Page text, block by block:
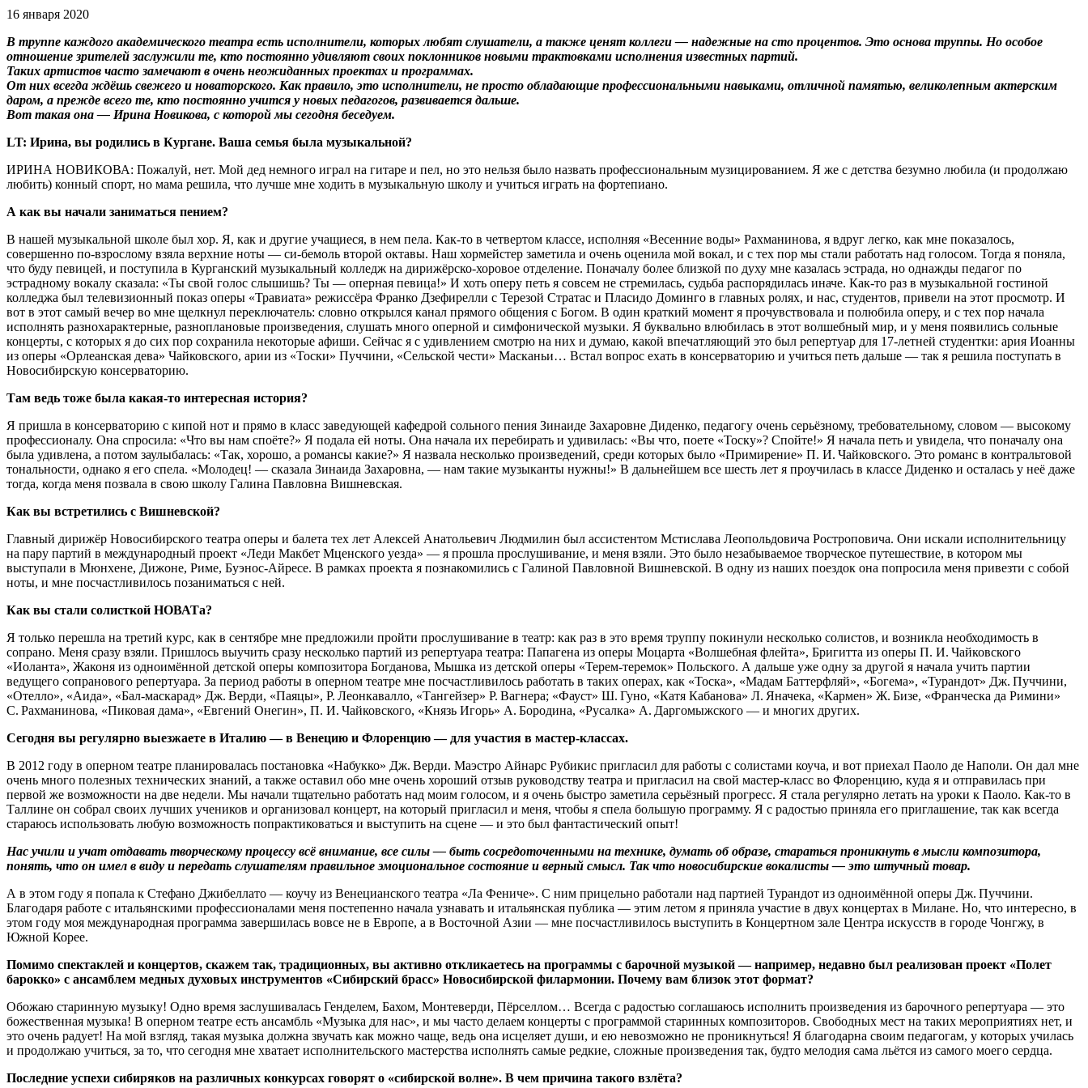
16 января 2020
В труппе каждого академического театра есть исполнители, которых любят слушатели, а также ценят коллеги — надежные на сто процентов. Это основа труппы. Но особое
отношение зрителей заслужили те, кто постоянно удивляют своих поклонников новыми трактовками исполнения известных партий.
Таких артистов часто замечают в очень неожиданных проектах и программах.
От них всегда ждёшь свежего и новаторского. Как правило, это исполнители, не просто обладающие профессиональными навыками, отличной памятью, великолепным актерским
даром, а прежде всего те, кто постоянно учится у новых педагогов, развивается дальше.
Вот такая она — Ирина Новикова, с которой мы сегодня беседуем.
LT: Ирина, вы родились в Кургане. Ваша семья была музыкальной?
ИРИНА НОВИКОВА: Пожалуй, нет. Мой дед немного играл на гитаре и пел, но это нельзя было назвать профессиональным музицированием. Я же с детства безумно любила (и продолжаю
любить) конный спорт, но мама решила, что лучше мне ходить в музыкальную школу и учиться играть на фортепиано.
А как вы начали заниматься пением?
В нашей музыкальной школе был хор. Я, как и другие учащиеся, в нем пела. Как-то в четвертом классе, исполняя «Весенние воды» Рахманинова, я вдруг легко, как мне показалось,
совершенно по-взрослому взяла верхние ноты — си-бемоль второй октавы. Наш хормейстер заметила и очень оценила мой вокал, и с тех пор мы стали работать над голосом. Тогда я поняла,
что буду певицей, и поступила в Курганский музыкальный колледж на дирижёрско-хоровое отделение. Поначалу более близкой по духу мне казалась эстрада, но однажды педагог по
эстрадному вокалу сказала: «Ты свой голос слышишь? Ты — оперная певица!» И хоть оперу петь я совсем не стремилась, судьба распорядилась иначе. Как-то раз в музыкальной гостиной
колледжа был телевизионный показ оперы «Травиата» режиссёра Франко Дзефирелли с Терезой Стратас и Пласидо Доминго в главных ролях, и нас, студентов, привели на этот просмотр. И
вот в этот самый вечер во мне щелкнул переключатель: словно открылся канал прямого общения с Богом. В один краткий момент я прочувствовала и полюбила оперу, и с тех пор начала
исполнять разнохарактерные, разноплановые произведения, слушать много оперной и симфонической музыки. Я буквально влюбилась в этот волшебный мир, и у меня появились сольные
концерты, с которых я до сих пор сохранила некоторые афиши. Сейчас я с удивлением смотрю на них и думаю, какой впечатляющий это был репертуар для 17‑летней студентки: ария Иоанны
из оперы «Орлеанская дева» Чайковского, арии из «Тоски» Пуччини, «Сельской чести» Масканьи… Встал вопрос ехать в консерваторию и учиться петь дальше — так я решила поступать в
Новосибирскую консерваторию.
Там ведь тоже была какая-то интересная история?
Я пришла в консерваторию с кипой нот и прямо в класс заведующей кафедрой сольного пения Зинаиде Захаровне Диденко, педагогу очень серьёзному, требовательному, словом — высокому
профессионалу. Она спросила: «Что вы нам споёте?» Я подала ей ноты. Она начала их перебирать и удивилась: «Вы что, поете «Тоску»? Спойте!» Я начала петь и увидела, что поначалу она
была удивлена, а потом заулыбалась: «Так, хорошо, а романсы какие?» Я назвала несколько произведений, среди которых было «Примирение» П. И. Чайковского. Это романс в контральтовой
тональности, однако я его спела. «Молодец! — сказала Зинаида Захаровна, — нам такие музыканты нужны!» В дальнейшем все шесть лет я проучилась в классе Диденко и осталась у неё даже
тогда, когда меня позвала в свою школу Галина Павловна Вишневская.
Как вы встретились с Вишневской?
Главный дирижёр Новосибирского театра оперы и балета тех лет Алексей Анатольевич Людмилин был ассистентом Мстислава Леопольдовича Ростроповича. Они искали исполнительницу
на пару партий в международный проект «Леди Макбет Мценского уезда» — я прошла прослушивание, и меня взяли. Это было незабываемое творческое путешествие, в котором мы
выступали в Мюнхене, Дижоне, Риме, Буэнос-Айресе. В рамках проекта я познакомились с Галиной Павловной Вишневской. В одну из наших поездок она попросила меня привезти с собой
ноты, и мне посчастливилось позаниматься с ней.
Как вы стали солисткой НОВАТа?
Я только перешла на третий курс, как в сентябре мне предложили пройти прослушивание в театр: как раз в это время труппу покинули несколько солистов, и возникла необходимость в
сопрано. Меня сразу взяли. Пришлось выучить сразу несколько партий из репертуара театра: Папагена из оперы Моцарта «Волшебная флейта», Бригитта из оперы П. И. Чайковского
«Иоланта», Жаконя из одноимённой детской оперы композитора Богданова, Мышка из детской оперы «Терем-теремок» Польского. А дальше уже одну за другой я начала учить партии
ведущего сопранового репертуара. За период работы в оперном театре мне посчастливилось работать в таких операх, как «Тоска», «Мадам Баттерфляй», «Богема», «Турандот» Дж. Пуччини,
«Отелло», «Аида», «Бал-маскарад» Дж. Верди, «Паяцы», Р. Леонкавалло, «Тангейзер» Р. Вагнера; «Фауст» Ш. Гуно, «Катя Кабанова» Л. Яначека, «Кармен» Ж. Бизе, «Франческа да Римини»
С. Рахманинова, «Пиковая дама», «Евгений Онегин», П. И. Чайковского, «Князь Игорь» А. Бородина, «Русалка» А. Даргомыжского — и многих других.
Сегодня вы регулярно выезжаете в Италию — в Венецию и Флоренцию — для участия в мастер-классах.
В 2012 году в оперном театре планировалась постановка «Набукко» Дж. Верди. Маэстро Айнарс Рубикис пригласил для работы с солистами коуча, и вот приехал Паоло де Наполи. Он дал мне
очень много полезных технических знаний, а также оставил обо мне очень хороший отзыв руководству театра и пригласил на свой мастер-класс во Флоренцию, куда я и отправилась при
первой же возможности на две недели. Мы начали тщательно работать над моим голосом, и я очень быстро заметила серьёзный прогресс. Я стала регулярно летать на уроки к Паоло. Как-то в
Таллине он собрал своих лучших учеников и организовал концерт, на который пригласил и меня, чтобы я спела большую программу. Я с радостью приняла его приглашение, так как всегда
стараюсь использовать любую возможность попрактиковаться и выступить на сцене — и это был фантастический опыт!
Нас учили и учат отдавать творческому процессу всё внимание, все силы — быть сосредоточенными на технике, думать об образе, стараться проникнуть в мысли композитора,
понять, что он имел в виду и передать слушателям правильное эмоциональное состояние и верный смысл. Так что новосибирские вокалисты — это штучный товар.
А в этом году я попала к Стефано Джибеллато — коучу из Венецианского театра «Ла Фениче». С ним прицельно работали над партией Турандот из одноимённой оперы Дж. Пуччини.
Благодаря работе с итальянскими профессионалами меня постепенно начала узнавать и итальянская публика — этим летом я приняла участие в двух концертах в Милане. Но, что интересно, в
этом году моя международная программа завершилась вовсе не в Европе, а в Восточной Азии — мне посчастливилось выступить в Концертном зале Центра искусств в городе Чонгжу, в
Южной Корее.
Помимо спектаклей и концертов, скажем так, традиционных, вы активно откликаетесь на программы с барочной музыкой — например, недавно был реализован проект «Полет
барокко» с ансамблем медных духовых инструментов «Сибирский брасс» Новосибирской филармонии. Почему вам близок этот формат?
Обожаю старинную музыку! Одно время заслушивалась Генделем, Бахом, Монтеверди, Пёрселлом… Всегда с радостью соглашаюсь исполнить произведения из барочного репертуара — это
божественная музыка! В оперном театре есть ансамбль «Музыка для нас», и мы часто делаем концерты с программой старинных композиторов. Свободных мест на таких мероприятиях нет, и
это очень радует! На мой взгляд, такая музыка должна звучать как можно чаще, ведь она исцеляет души, и ею невозможно не проникнуться! Я благодарна своим педагогам, у которых училась
и продолжаю учиться, за то, что сегодня мне хватает исполнительского мастерства исполнять самые редкие, сложные произведения так, будто мелодия сама льётся из самого моего сердца.
Последние успехи сибиряков на различных конкурсах говорят о «сибирской волне». В чем причина такого взлёта?